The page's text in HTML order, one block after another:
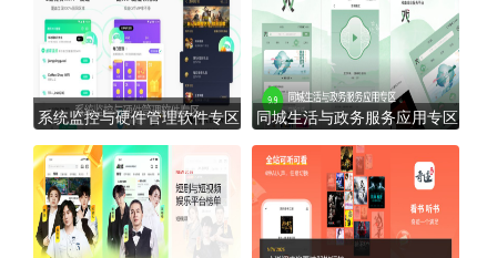
系统监控与硬件管理软件专区 同城生活与政务服务应用专区